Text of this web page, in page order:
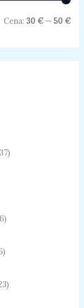
Cena: 30 €— 50 €